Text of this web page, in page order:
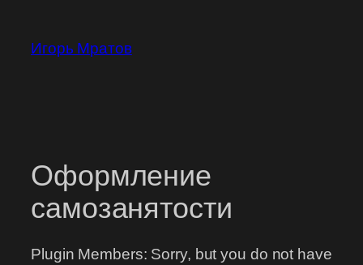
содержимому
Игорь Мратов
Оформление
самозанятости
Plugin Members: Sorry, but you do not have